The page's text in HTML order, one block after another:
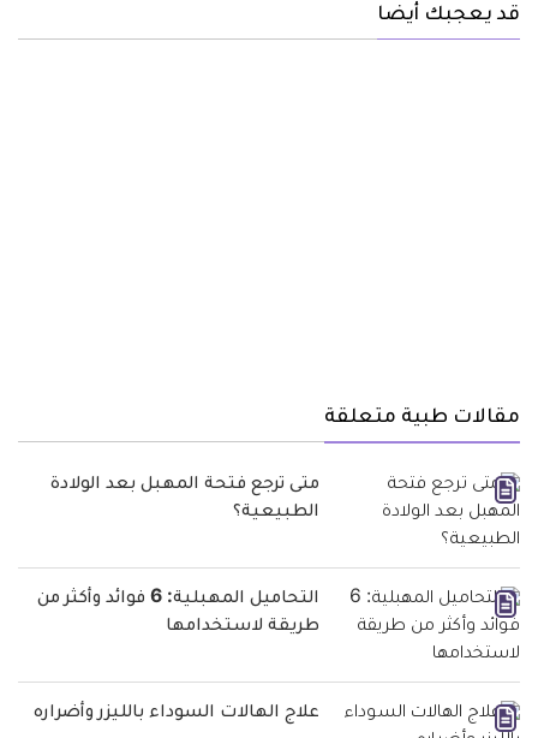
قد يعجبك أيضا
مقالات طبية متعلقة
متى ترجع فتحة المهبل بعد الولادة
الطبيعية؟
التحاميل المهبلية: 6 فوائد وأكثر من
طريقة لاستخدامها
علاج الهالات السوداء بالليزر وأضراره